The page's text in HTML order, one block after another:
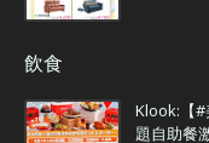
飲食
Klook:【#
題自助餐